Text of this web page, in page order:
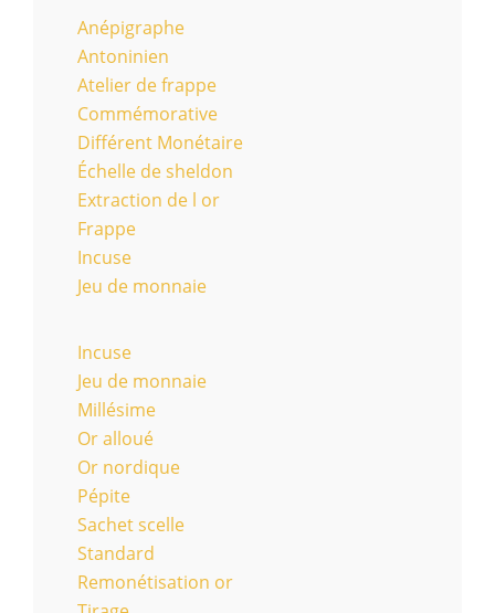
Anépigraphe
Antoninien
Atelier de frappe
Commémorative
Différent Monétaire
Échelle de sheldon
Extraction de l or
Frappe
Incuse
Jeu de monnaie
Incuse
Jeu de monnaie
Millésime
Or alloué
Or nordique
Pépite
Sachet scelle
Standard
Remonétisation or